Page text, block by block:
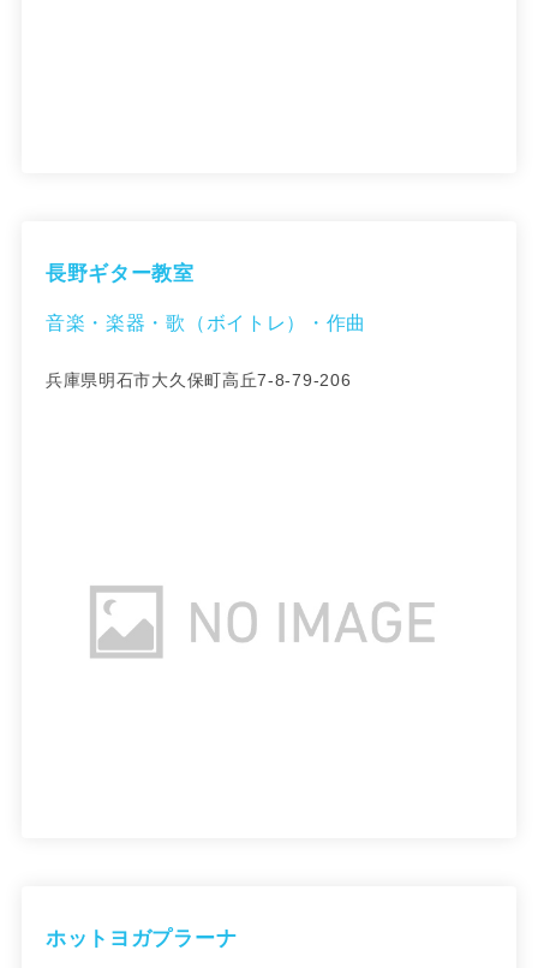
長野ギター教室
音楽・楽器・歌（ボイトレ）・作曲
兵庫県明石市大久保町高丘7-8-79-206
ホットヨガプラーナ